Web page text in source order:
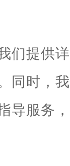
们提供
同时，
导服务